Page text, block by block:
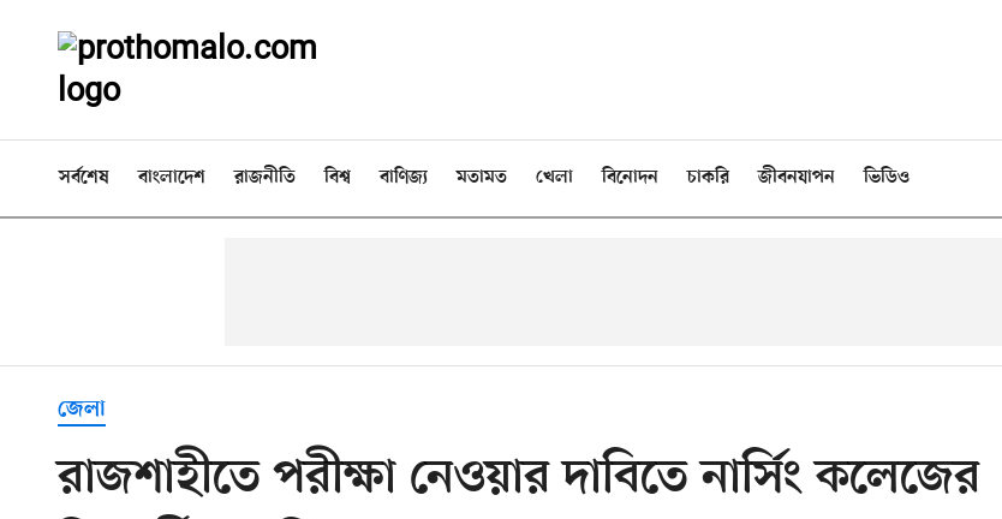
সর্বশেষ বাংলাদেশ রাজনীতি বিশ্ব বাণিজ্য মতামত খেলা বিনোদন চাকরি জীবনযাপন ভিডিও
জেলা
রাজশাহীতে পরীক্ষা নেওয়ার দাবিতে নার্সিং কলেজের